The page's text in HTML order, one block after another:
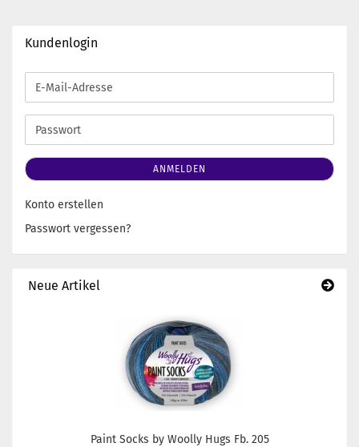
Kundenlogin
E-
Mail-
Adresse
Passwort
ANMELDEN
Konto erstellen
Passwort vergessen?
Neue Artikel
Paint Socks by Woolly Hugs Fb. 205